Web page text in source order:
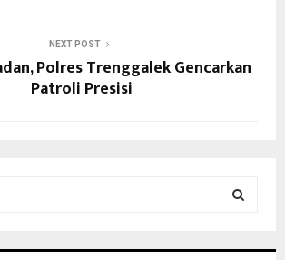
NEXT POST
Polres Trenggalek Gencarkan
Patroli Presisi